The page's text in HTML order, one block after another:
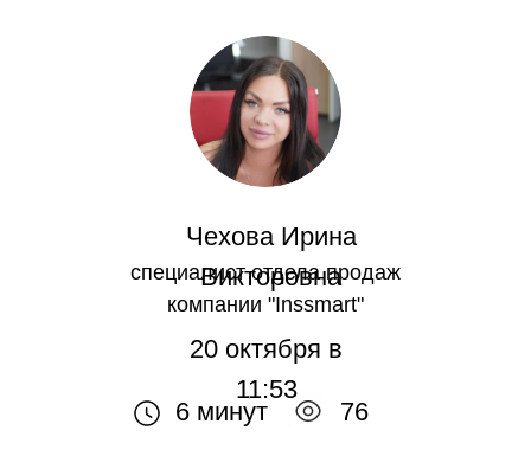
76
6 минут
Чехова Ирина
Викторовна
специалист отдела продаж
компании "Inssmart"
20 октября в
11:53